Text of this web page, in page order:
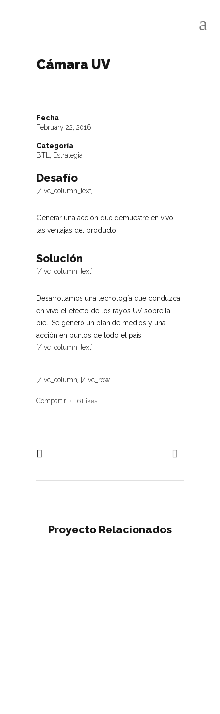
Cámara UV
Fecha
February 22, 2016
Categoría
BTL, Estrategia
Desafío
[/ vc_column_text]
Generar una acción que demuestre en vivo
las ventajas del producto.
Solución
[/ vc_column_text]
Desarrollamos una tecnología que conduzca
en vivo el efecto de los rayos UV sobre la
piel. Se generó un plan de medios y una
acción en puntos de todo el país.
[/ vc_column_text]
[/ vc_column] [/ vc_row]
Compartir 6 Likes
Proyecto Relacionados